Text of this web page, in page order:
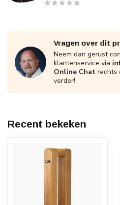
Vragen over dit
Neem dan gerust
klantenservice via
Online Chat rechts
verder!
Recent bekeken